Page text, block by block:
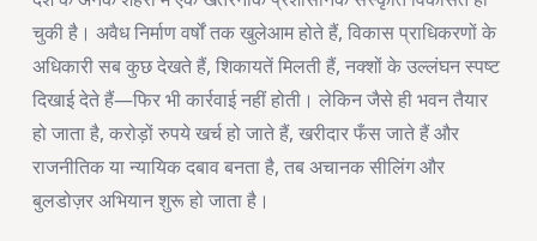
चुकी है। अवैध निर्माण वर्षों तक खुलेआम होते हैं, विकास प्राधिकरणों के
अधिकारी सब कुछ देखते हैं, शिकायतें मिलती हैं, नक्शों के उल्लंघन स्पष्ट
दिखाई देते हैं—फिर भी कार्रवाई नहीं होती। लेकिन जैसे ही भवन तैयार
हो जाता है, करोड़ों रुपये खर्च हो जाते हैं, खरीदार फँस जाते हैं और
राजनीतिक या न्यायिक दबाव बनता है, तब अचानक सीलिंग और
बुलडोज़र अभियान शुरू हो जाता है।